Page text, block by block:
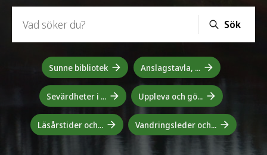
Sök
Sunne bibliotek Anslagstavla, ...
Sevärdheter i ... Uppleva och gö...
Läsårstider och... Vandringsleder och...